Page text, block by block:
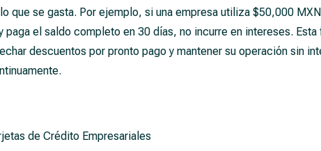
que se gasta. Por ejemplo, si una empresa utiliza $50,000
paga el saldo completo en 30 días, no incurre en intereses.
descuentos por pronto pago y mantener su operación sin
de Crédito Empresariales